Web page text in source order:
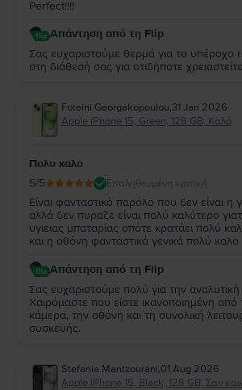
Perfect!!!!
Απάντηση από τη Flip
Σας ευχαριστούμε θερμά για το υπέροχο
στη διάθεσή σας για οτιδήποτε
Foteini Georgakopoulou,31 Jan 2026
Apple iPhone 15, Green, 128 GB, Καλό
Πολυ καλο
5/5 Επαληθευμένη κριτική
Είναι φανταστικό παρόλο που δεν είναι η
αλλά δεν πυραζε είναι πολύ καλύτερο
υγιειας μπαταρίας οπότε κρατάει πολύ
και η οθόνη φανταστικά γενικά πολύ καλο
Απάντηση από τη Flip
Σας ευχαριστούμε πολύ για την
Χαιρόμαστε που είστε ικανοποιημένη από
κάμερα, την οθόνη και τη συνολική
συσκευής.
Stefania Mantzourani,01 Aug 2026
Apple iPhone 15, Black, 128 GB, Σαν